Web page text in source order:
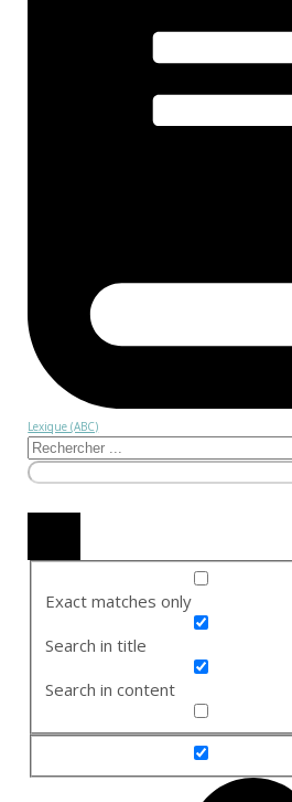
Lexique (ABC)
Exact matches only
Search in title
Search in content